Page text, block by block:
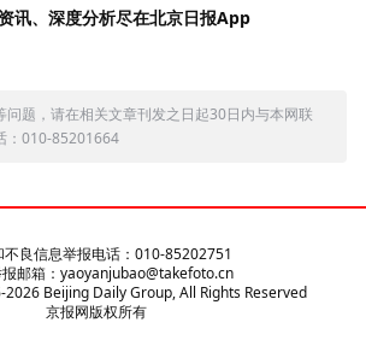
讯、深度分析尽在北京日报App
问题，请在相关文章刊发之日起30日内与本网联
：010-85201664
不良信息举报电话：010-85202751
报邮箱：yaoyanjubao@takefoto.cn
2026Beijing Daily Group, All Rights Reserved
京报网版权所有